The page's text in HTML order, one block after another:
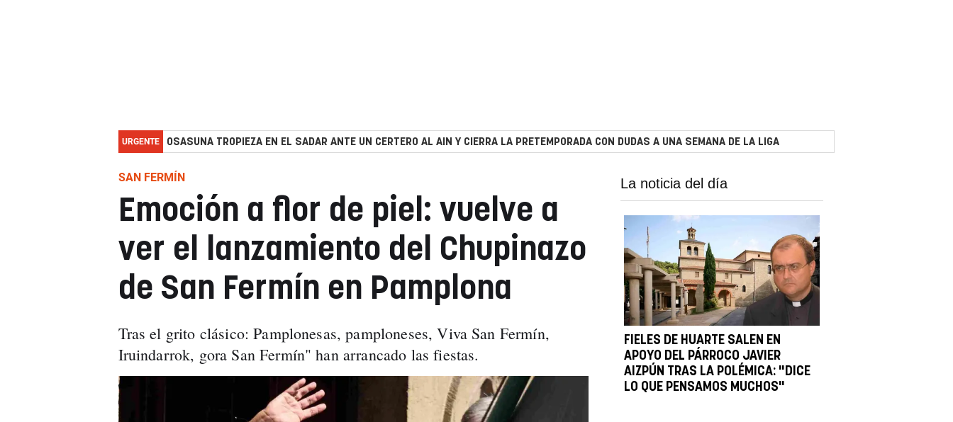
URGENTE OSASUNA TROPIEZA EN EL SADAR ANTE UN CERTERO AL AIN Y CIERRA LA PRETEMPORADA CON DUDAS A UNA SEMANA DE LA LIGA
SAN FERMÍN
Emoción a flor de piel: vuelve a
ver el lanzamiento del Chupinazo
de San Fermín en Pamplona
Tras el grito clásico: Pamplonesas, pamploneses, Viva San Fermín,
Iruindarrok, gora San Fermín" han arrancado las fiestas.
La noticia del día
FIELES DE HUARTE SALEN EN
APOYO DEL PÁRROCO JAVIER
AIZPÚN TRAS LA POLÉMICA: "DICE
LO QUE PENSAMOS MUCHOS"